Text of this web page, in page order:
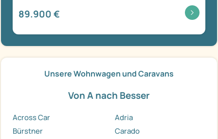
89.900 €
Unsere Wohnwagen und Caravans
Von A nach Besser
Across Car
Adria
Bürstner
Carado